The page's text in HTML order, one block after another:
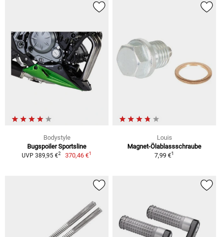
Bodystyle
Bugspoiler Sportsline
UVP 389,95 €2 370,46 €1
Louis
Magnet-Ölablassschraube
7,99 €1